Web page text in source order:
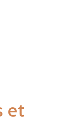
et